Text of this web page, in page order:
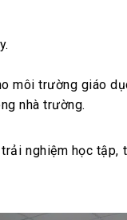
môi trường giáo
nhà trường.
nghiệm học